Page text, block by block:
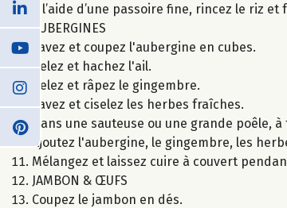
À l’aide d’une passoire fine, rincez le riz
AUBERGINES
Lavez et coupez l'aubergine en cubes.
Pelez et hachez l'ail.
Pelez et râpez le gingembre.
Lavez et ciselez les herbes fraîches.
Dans une sauteuse ou une grande
Ajoutez l'aubergine, le gingembre, les
Mélangez et laissez cuire à couvert
JAMBON & ŒUFS
Coupez le jambon en dés.